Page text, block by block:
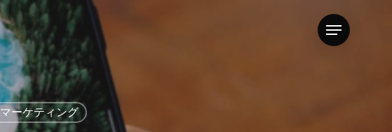
Menu
ーケティング